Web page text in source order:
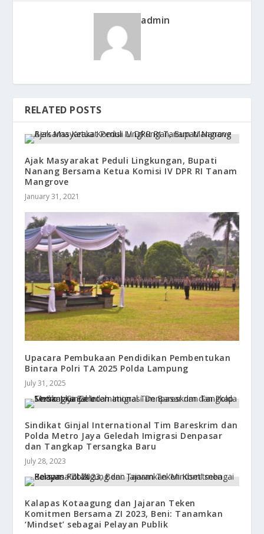
admin
RELATED POSTS
Ajak Masyarakat Peduli Lingkungan, Bupati
Nanang Bersama Ketua Komisi IV DPR RI Tanam
Mangrove
January 31, 2021
Upacara Pembukaan Pendidikan Pembentukan
Bintara Polri TA 2025 Polda Lampung
July 31, 2025
Sindikat Ginjal International Tim Bareskrim dan
Polda Metro Jaya Geledah Imigrasi Denpasar
dan Tangkap Tersangka Baru
July 28, 2023
Kalapas Kotaagung dan Jajaran Teken
Komitmen Bersama ZI 2023, Beni: Tanamkan
‘Mindset’ sebagai Pelayan Publik